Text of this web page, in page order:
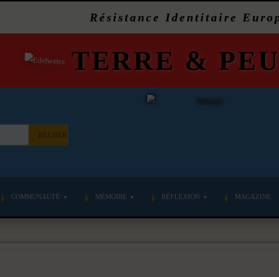
Résistance Identitaire
TERRE &
COMMUNAUTÉ MÉMOIRE RÉFLEXION MAGAZINE